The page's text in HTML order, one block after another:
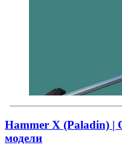
Hammer X (Paladin) |
модели